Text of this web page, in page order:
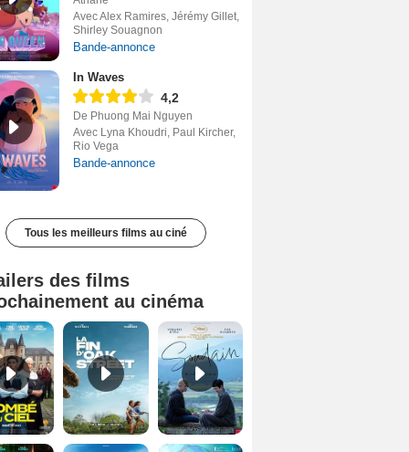
Avec Alex Ramires, Jérémy Gillet,
Shirley Souagnon
Bande-annonce
In Waves
4,2
De Phuong Mai Nguyen
Avec Lyna Khoudri, Paul Kircher,
Rio Vega
Bande-annonce
Tous les meilleurs films au ciné
des films
au cinéma
Tombé du ciel Bande-annonce VF La fin d’Oak Street Bande-annonce VO STFR
Juste pour une nuit Bande-annonce VO STFR Un grand raccourci Bande-annonce VF Une aube nouvelle Bande-annonce VO STFR